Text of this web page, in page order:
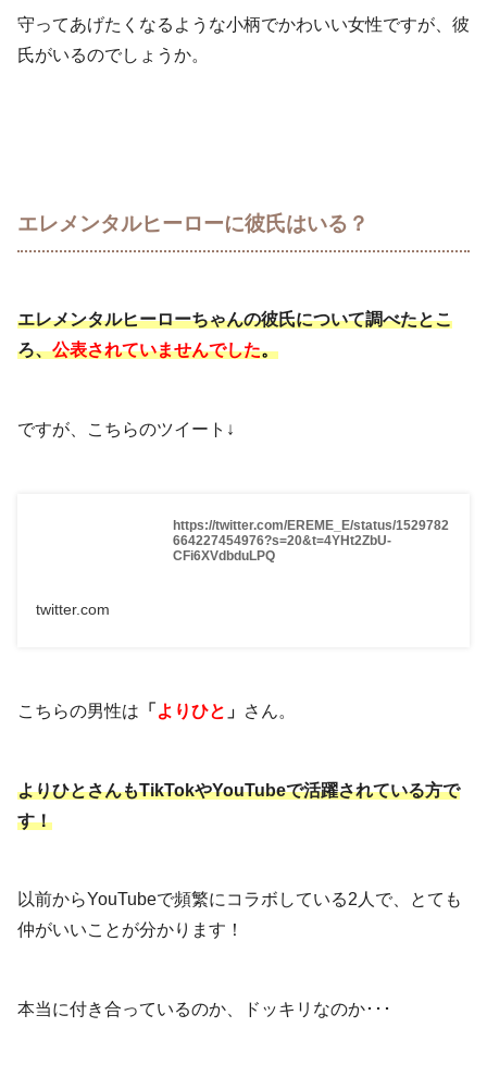
守ってあげたくなるような小柄でかわいい女性ですが、彼
氏がいるのでしょうか。
エレメンタルヒーローに彼氏はいる？
エレメンタルヒーローちゃんの彼氏について調べたとこ
ろ、公表されていませんでした。
ですが、こちらのツイート↓
https://twitter.com/EREME_E/status/1529782
664227454976?s=20&t=4YHt2ZbU-
CFi6XVdbduLPQ
twitter.com
こちらの男性は 「 よりひと 」 さん。
よりひとさんもTikTokやYouTubeで活躍されている方で
す！
以前からYouTubeで頻繁にコラボしている2人で、とても
仲がいいことが分かります！
本当に付き合っているのか、ドッキリなのか･･･